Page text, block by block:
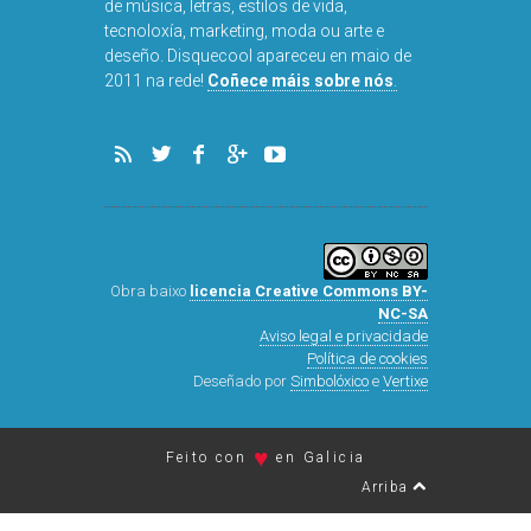
de música, letras, estilos de vida,
tecnoloxía, marketing, moda ou arte e
deseño. Disquecool apareceu en maio de
2011 na rede! Coñece máis sobre nós
Obra baixo licencia Creative Commons BY-
NC-SA
Aviso legal e privacidade
Política de cookies
Deseñado por Simbolóxicoe Vertixe
Feito con ♥ en Galicia
Arriba